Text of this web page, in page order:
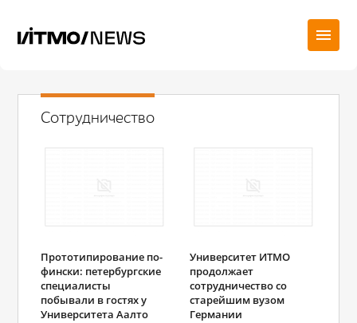
Сотрудничество
Прототипирование по-
фински: петербургские
специалисты
побывали в гостях у
Университета Аалто
Университет ИТМО
продолжает
сотрудничество со
старейшим вузом
Германии